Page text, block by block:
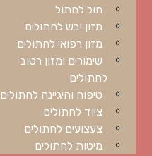
חול לחתול
מזון יבש לחתולים
מזון רפואי לחתולים
שימורים ומזון רטוב
לחתולים
טיפוח והיגיינה לחתולים
ציוד לחתולים
צעצועים לחתולים
מיטות לחתולים